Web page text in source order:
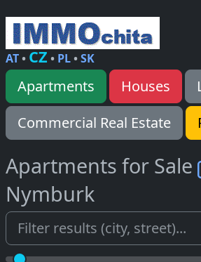
AT• CZ • PL•SK
Apartments Houses
Commercial Real Estate
Apartments for Sale
Nymburk